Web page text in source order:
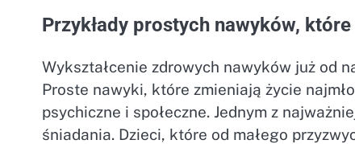
Przykłady prostych nawyków,
Wykształcenie zdrowych nawyków już od
Proste nawyki, które zmieniają życie
psychiczne i społeczne. Jednym z
śniadania. Dzieci, które od małego